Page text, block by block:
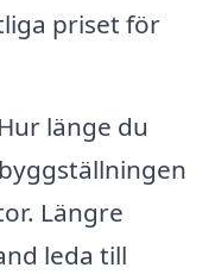
priset för
Hur länge du
Längre
leda till